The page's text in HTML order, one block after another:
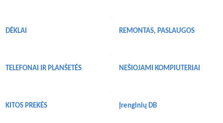
DĖKLAI REMONTAS, PASLAUGOS
TELEFONAI IR PLANŠETĖS NEŠIOJAMI KOMPIUTERIAI
KITOS PREKĖS Įrenginių DB